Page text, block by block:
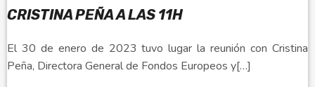
CRISTINA PEÑA A LAS 11H
El 30 de enero de 2023 tuvo lugar la reunión con Cristina
Peña, Directora General de Fondos Europeos y[…]